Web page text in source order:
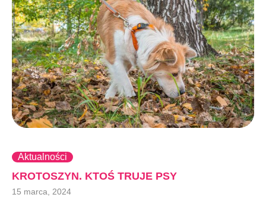
Aktualności
KROTOSZYN. KTOŚ TRUJE PSY
15 marca, 2024